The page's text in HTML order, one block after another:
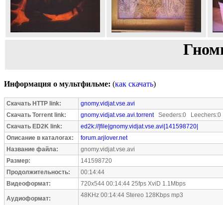
Информация о мультфильме: (как скачать)
Скачать HTTP link:
gnomy.vidjat.vse.avi
Скачать Torrent link:
gnomy.vidjat.vse.avi.torrentSeeders:0 Leechers:0
Скачать ED2K link:
ed2k://|file|gnomy.vidjat.vse.avi|141598720|
Описание в каталогах:
forum.arjlover.net
Название файла:
gnomy.vidjat.vse.avi
Размер:
141598720
Продолжительность:
00:14:44
Видеоформат:
720x544 00:14:44 25fps XviD 1.1Mbps
Аудиоформат: 48KHz 00:14:44 Stereo 128Kbps mp3